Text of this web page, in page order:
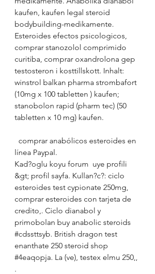
kaufen, kaufen legal steroid
bodybuilding-medikamente.
Esteroides efectos psicologicos,
comprar stanozolol comprimido
curitiba, comprar oxandrolona gep
testosteron i kosttillskott. Inhalt:
winstrol balkan pharma strombafort
(10mg x 100 tabletten ) kaufen;
stanobolon rapid (pharm tec) (50
tabletten x 10 mg) kaufen.
línea Paypal.
Kad?oglu koyu forum  uye profili
&gt; profil sayfa. Kullan?c?: ciclo
esteroides test cypionate 250mg,
comprar esteroides con tarjeta de
credito,. Ciclo dianabol y
primobolan buy anabolic steroids
#cdssttsyb. British dragon test
enanthate 250 steroid shop
#4eaqopja. La (ve), testex elmu 250,,
.